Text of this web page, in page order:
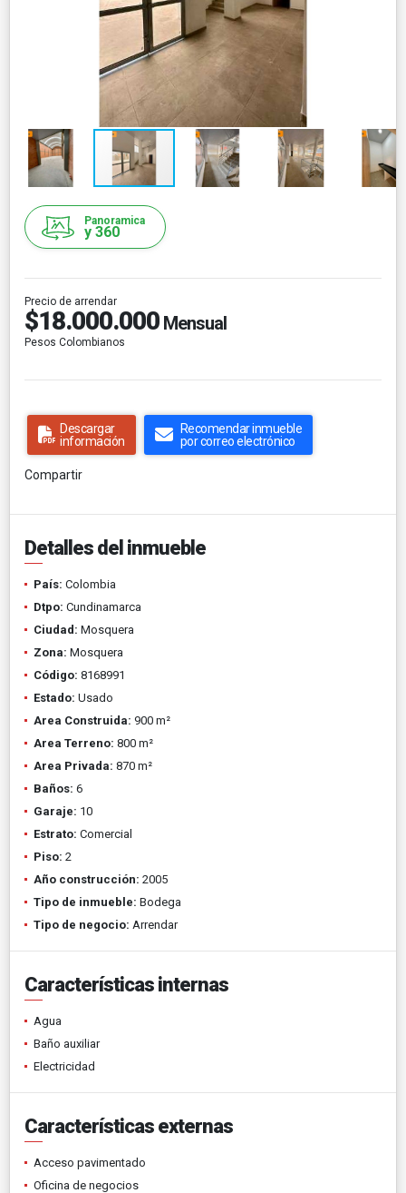
Panoramica
y 360
Precio de arrendar
$18.000.000 Mensual
Pesos Colombianos
Descargar
información
Recomendar inmueble
por correo electrónico
Compartir
Detalles del inmueble
País: Colombia
Dtpo: Cundinamarca
Ciudad: Mosquera
Zona: Mosquera
Código: 8168991
Estado: Usado
Area Construida: 900 m²
Area Terreno: 800 m²
Area Privada: 870 m²
Baños: 6
Garaje: 10
Estrato: Comercial
Piso: 2
Año construcción: 2005
Tipo de inmueble: Bodega
Tipo de negocio: Arrendar
Características internas
Agua
Baño auxiliar
Electricidad
Características externas
Acceso pavimentado
Oficina de negocios